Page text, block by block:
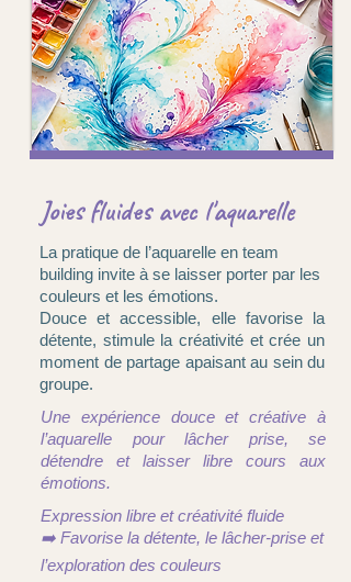
Joies fluides avec l'aquarelle
La pratique de l’aquarelle en team
building invite à se laisser porter par les
couleurs et les émotions.
Douce et accessible, elle favorise la
détente, stimule la créativité et crée un
moment de partage apaisant au sein du
groupe.
Une expérience douce et créative à
l’aquarelle pour lâcher prise, se
détendre et laisser libre cours aux
émotions.
Expression libre et créativité fluide
➡️ Favorise la détente, le lâcher-prise et
l’exploration des couleurs